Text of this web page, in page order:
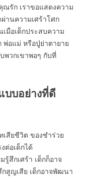
ณรัก เราขอแสดงความ
านความเศร้าโศก
มื่อเด็กประสบความ
พ่อแม่ หรือปู่ย่าตายาย
พวกเขาพอๆ กับที่
บบอย่างที่ดี
สียชีวิต ของชำร่วย
ต่อเด็กได้
สึกเศร้า เด็กก็อาจ
สูญเสีย เด็กอาจพัฒนา